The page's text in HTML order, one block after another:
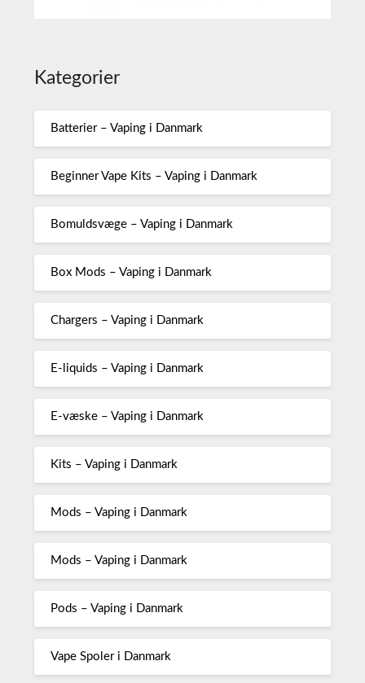
Kategorier
Batterier – Vaping i Danmark
Beginner Vape Kits – Vaping i Danmark
Bomuldsvæge – Vaping i Danmark
Box Mods – Vaping i Danmark
Chargers – Vaping i Danmark
E-liquids – Vaping i Danmark
E-væske – Vaping i Danmark
Kits – Vaping i Danmark
Mods – Vaping i Danmark
Mods – Vaping i Danmark
Pods – Vaping i Danmark
Vape Spoler i Danmark